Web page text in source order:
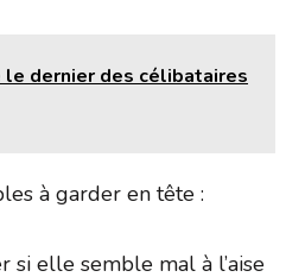
dernier des célibataires
à garder en tête :
si elle semble mal à l’aise